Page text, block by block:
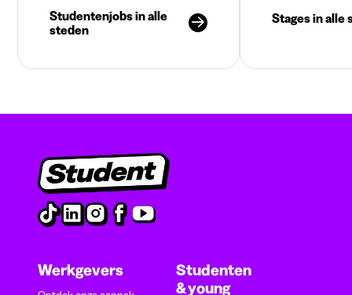
Studentenjobs in alle
steden
Stages in alle
Werkgevers
Studenten
& young